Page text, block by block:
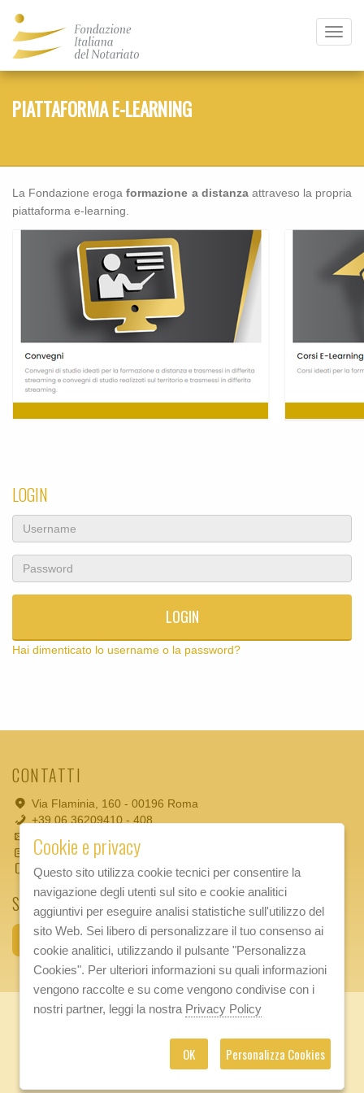
PIATTAFORMA E-LEARNING
La Fondazione erogaformazione a distanzaattraveso la propria
piattaforma e-learning.
LOGIN
Username
Password
LOGIN
Hai dimenticato lo username o la password?
CONTATTI
Via Flaminia, 160 - 00196 Roma
+39 06 36209410 - 408
Codice Fiscale: 97203020587
Partita IVA: 17604631006
SEGUICI SU
2026 FONDAZIONE ITALIANA DEL NOTARIATO - ENTE DEL
TERZO SETTORE
|Credits
Cookie e privacy
Questo sito utilizza cookie tecnici per consentire la
navigazione degli utenti sul sito e cookie analitici
aggiuntivi per eseguire analisi statistiche sull'utilizzo del
sito Web. Sei libero di personalizzare il tuo consenso ai
cookie analitici, utilizzando il pulsante "Personalizza
Cookies". Per ulteriori informazioni su quali informazioni
vengono raccolte e su come vengono condivise con i
nostri partner, leggi la nostra Privacy Policy
OK Personalizza Cookies